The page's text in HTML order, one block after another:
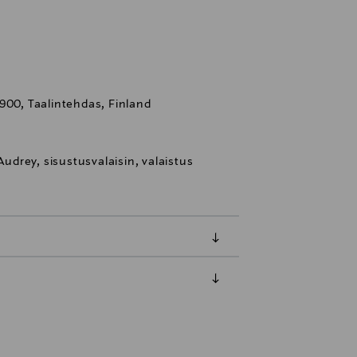
Taalintehdas, Finland
sisustusvalaisin, valaistus